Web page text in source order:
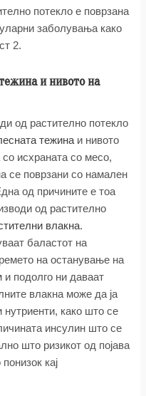
потекло е поврзана
заболувања како
2.
и нивото на
од растително потекло
тежина и нивото
исхраната со месо,
се поврзани со намален
од причините е тоа
од растително
влакна.
баластот на
на останување на
и подолго ни даваат
влакна може да ја
нутриенти, како што се
инсулин што се
што ризикот од појава
кај